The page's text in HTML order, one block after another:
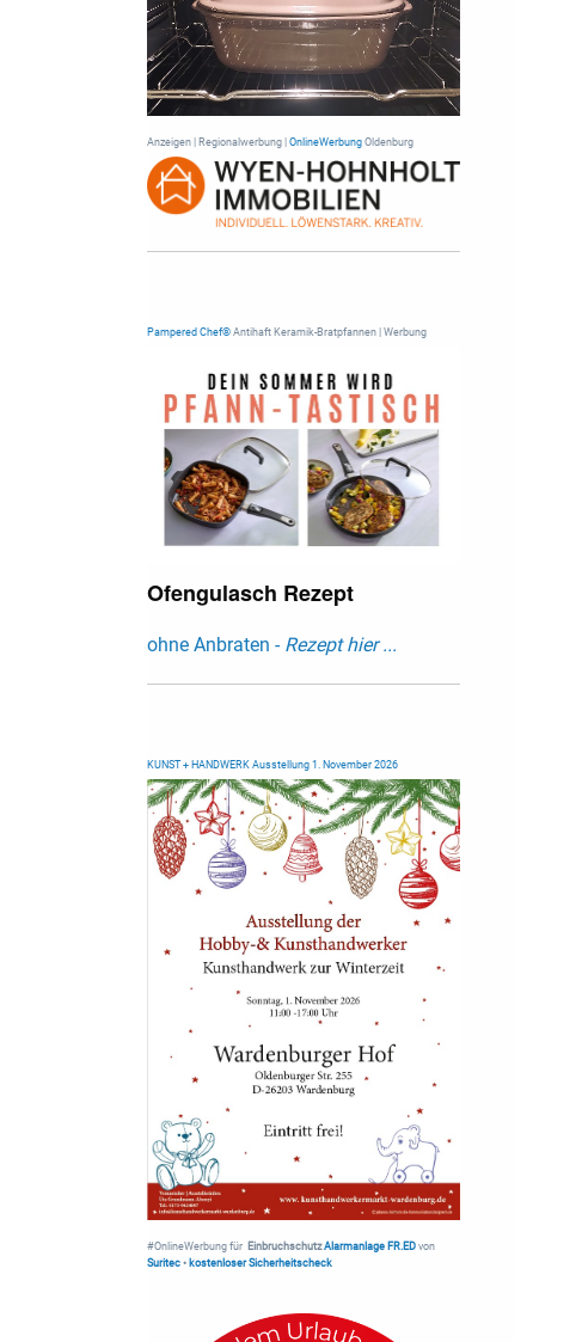
Anzeigen | Regionalwerbung | OnlineWerbungOldenburg
Pampered Chef®Antihaft Keramik-Bratpfannen | Werbung
Ofengulasch Rezept
ohne Anbraten - Rezept hier ...
KUNST + HANDWERK Ausstellung 1. November 2026
#OnlineWerbung für Einbruchschutz Alarmanlage FR.ED von
Suritec• kostenloser Sicherheitscheck